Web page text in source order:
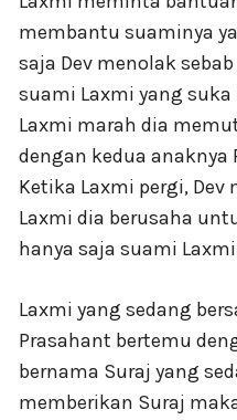
membantu suaminya
saja Dev menolak
suami Laxmi yang
Laxmi marah dia
dengan kedua anaknya
Ketika Laxmi pergi,
Laxmi dia berusaha
hanya saja suami
Laxmi yang sedang
Prasahant bertemu
bernama Suraj yang
memberikan Suraj